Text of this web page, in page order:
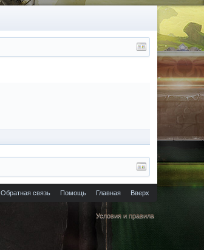
Обратная связь Помощь Главная Вверх
Условия и правила